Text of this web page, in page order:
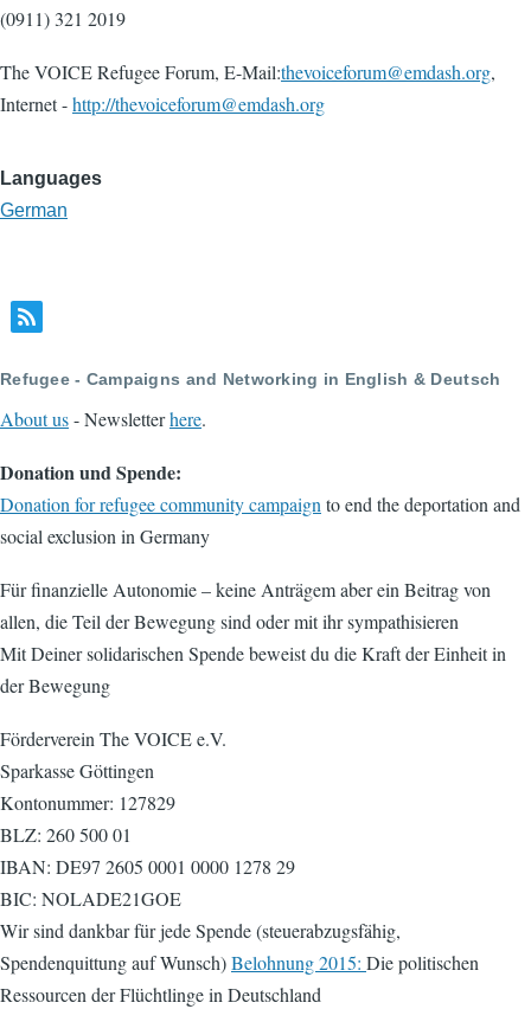
(0911) 321 2019
The VOICE Refugee Forum, E-Mail:thevoiceforum@emdash.org,
Internet -http://thevoiceforum@emdash.org
Languages
German
Refugee - Campaigns and Networking in English & Deutsch
About us- Newsletterhere.
Donation und Spende:
Donation for refugee community campaignto end the deportation and
social exclusion in Germany
Für finanzielle Autonomie – keine Anträgem aber ein Beitrag von
allen, die Teil der Bewegung sind oder mit ihr sympathisieren
Mit Deiner solidarischen Spende beweist du die Kraft der Einheit in
der Bewegung
Förderverein The VOICE e.V.
Sparkasse Göttingen
Kontonummer: 127829
BLZ: 260 500 01
IBAN: DE97 2605 0001 0000 1278 29
BIC: NOLADE21GOE
Wir sind dankbar für jede Spende (steuerabzugsfähig,
Spendenquittung auf Wunsch)Belohnung 2015: Die politischen
Ressourcen der Flüchtlinge in Deutschland